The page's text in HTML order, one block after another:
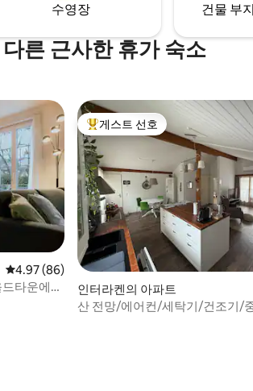
수영장 건물 부
른 근사한 휴가 숙소
평점 4.97점(5점 만점), 후기 86개
4.97 (86)
타운에서
상위 게스트 선호
게스트 선호
인터라켄의 아파트
산 전망/에어컨/세탁기/건조기/